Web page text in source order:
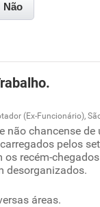
vida familiar
empresa
Não
vida familiar
(Ex-Funcionário),
não chancense
pelos
recém-
desorganizados.
áreas.